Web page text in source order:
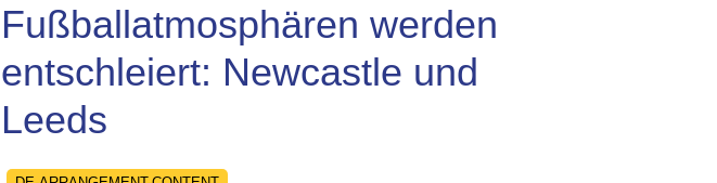
Fußballatmosphären werden
entschleiert: Newcastle und
Leeds
Categories